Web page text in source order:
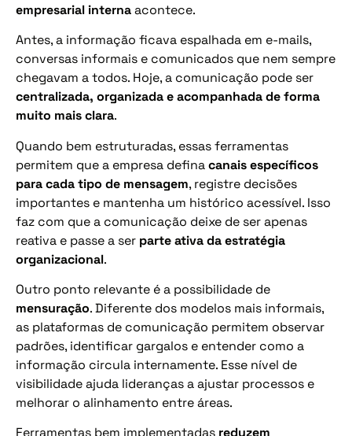
empresarial internaacontece.
Antes, a informação ficava espalhada em e-mails,
conversas informais e comunicados que nem sempre
chegavam a todos. Hoje, a comunicação pode ser
centralizada, organizada e acompanhada de forma
muito mais clara.
Quando bem estruturadas, essas ferramentas
permitem que a empresa definacanais específicos
para cada tipo de mensagem, registre decisões
importantes e mantenha um histórico acessível. Isso
faz com que a comunicação deixe de ser apenas
reativa e passe a ser parte ativa da estratégia
organizacional.
Outro ponto relevante é a possibilidade de
mensuração. Diferente dos modelos mais informais,
as plataformas de comunicação permitem observar
padrões, identificar gargalos e entender como a
informação circula internamente. Esse nível de
visibilidade ajuda lideranças a ajustar processos e
melhorar o alinhamento entre áreas.